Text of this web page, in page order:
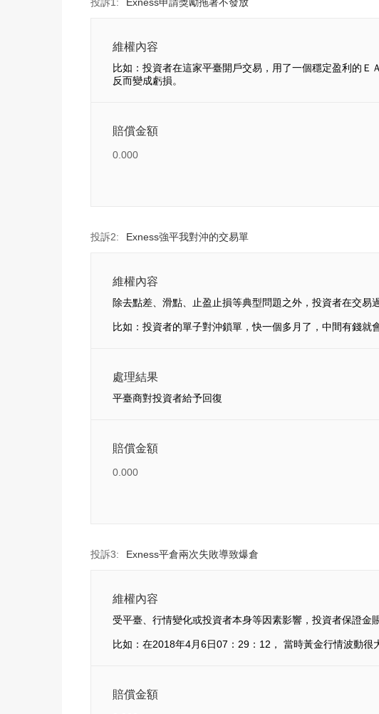
維權內容
比如：投資者在這家平臺開戶交易，用了一個穩定盈利的
反而變成虧損。
賠償金額
0.000
投訴2: Exness強平我對沖的交易單
維權內容
除去點差、滑點、止盈止損等典型問題之外，投資者在交易
比如：投資者的單子對沖鎖單，快一個多月了，中間有錢就
處理結果
平臺商對投資者給予回復
賠償金額
0.000
投訴3: Exness平倉兩次失敗導致爆倉
維權內容
受平臺、行情變化或投資者本身等因素影響，投資者保證金
比如：在2018年4月6日07：29：12， 當時黃金行情波動很
賠償金額